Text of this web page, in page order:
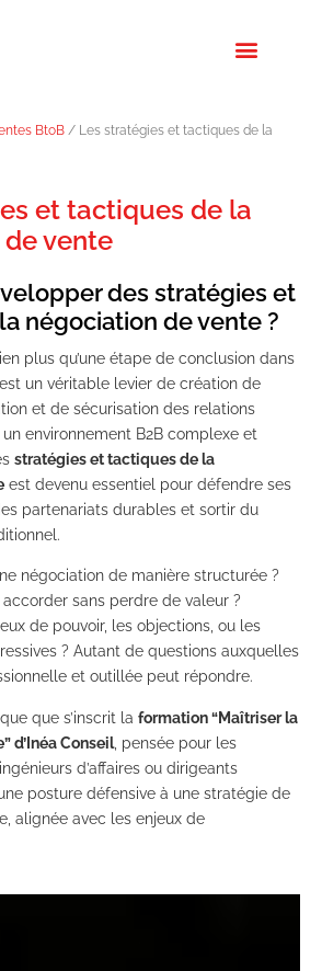
BtoB / Les stratégies et tactiques de la
et tactiques de la
vente
des stratégies et
négociation de vente ?
plus qu’une étape de conclusion dans
un véritable levier de création de
et de sécurisation des relations
environnement B2B complexe et
stratégies et tactiques de la
est devenu essentiel pour défendre ses
partenariats durables et sortir du
négociation de manière structurée ?
sans perdre de valeur ?
de pouvoir, les objections, ou les
? Autant de questions auxquelles
et outillée peut répondre.
que s’inscrit la formation “Maîtriser la
d’Inéa Conseil, pensée pour les
d’affaires ou dirigeants
posture défensive à une stratégie de
alignée avec les enjeux de